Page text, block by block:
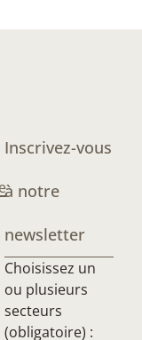
Inscrivez-vous
à notre
newsletter
Choisissez un
ou plusieurs
secteurs
(obligatoire) :